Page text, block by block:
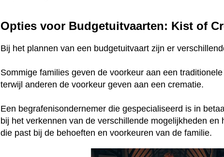
Opties voor Budgetuitvaarten: Kist of
Bij het plannen van een budgetuitvaart zijn er
Sommige families geven de voorkeur aan een
terwijl anderen de voorkeur geven aan een crematie.
Een begrafenisondernemer die gespecialiseerd is in
bij het verkennen van de verschillende mogelijkheden en
die past bij de behoeften en voorkeuren van de familie.